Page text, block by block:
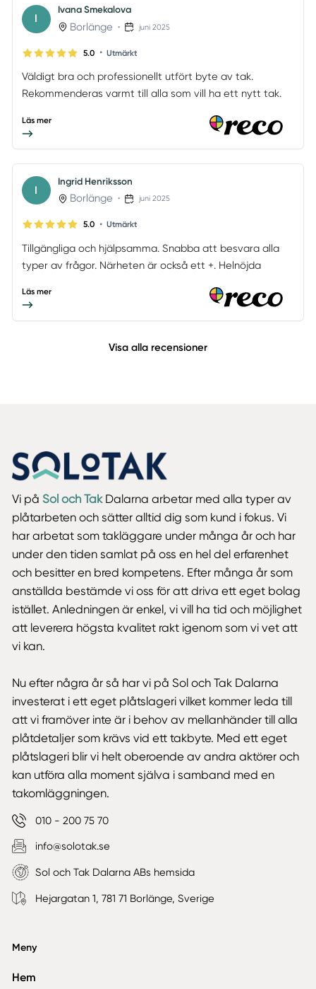
I
Ivana Smekalova
Borlänge • juni 2025
5.0 • Utmärkt
Väldigt bra och professionellt utfört byte av tak.
Rekommenderas varmt till alla som vill ha ett nytt tak.
Läs mer
I
Ingrid Henriksson
Borlänge • juni 2025
5.0 • Utmärkt
Tillgängliga och hjälpsamma. Snabba att besvara alla
typer av frågor. Närheten är också ett +. Helnöjda
Läs mer
Visa alla recensioner
Vi på Sol och TakDalarna arbetar med alla typer av
plåtarbeten och sätter alltid dig som kund i fokus. Vi
har arbetat som takläggare under många år och har
under den tiden samlat på oss en hel del erfarenhet
och besitter en bred kompetens. Efter många år som
anställda bestämde vi oss för att driva ett eget bolag
istället. Anledningen är enkel, vi vill ha tid och möjlighet
att leverera högsta kvalitet rakt igenom som vi vet att
vi kan.
Nu efter några år så har vi på Sol och Tak Dalarna
investerat i ett eget plåtslageri vilket kommer leda till
att vi framöver inte är i behov av mellanhänder till alla
plåtdetaljer som krävs vid ett takbyte. Med ett eget
plåtslageri blir vi helt oberoende av andra aktörer och
kan utföra alla moment själva i samband med en
takomläggningen.
010 - 200 75 70
info@solotak.se
Sol och Tak Dalarna ABs hemsida
Hejargatan 1, 781 71 Borlänge, Sverige
Meny
Hem